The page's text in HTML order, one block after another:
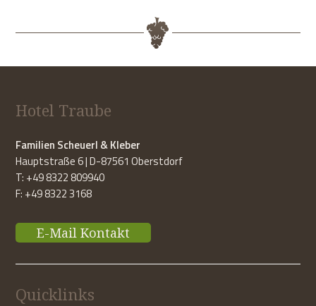
Hotel Traube
Familien Scheuerl & Kleber
Hauptstraße 6 | D-87561 Oberstdorf
T: +49 8322 809940
F: +49 8322 3168
E-Mail Kontakt
Quicklinks